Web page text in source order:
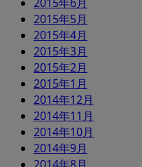
2015年5月
2015年4月
2015年3月
2015年2月
2015年1月
2014年12月
2014年11月
2014年10月
2014年9月